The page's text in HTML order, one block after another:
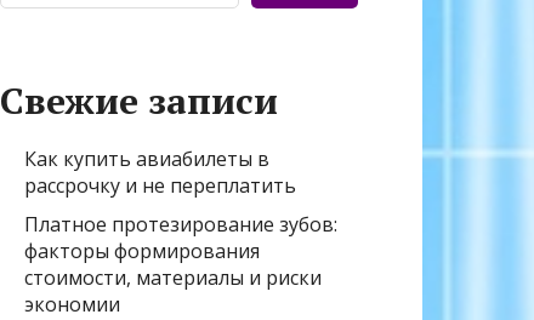
Свежие записи
Как купить авиабилеты в
рассрочку и не переплатить
Платное протезирование зубов:
факторы формирования
стоимости, материалы и риски
экономии